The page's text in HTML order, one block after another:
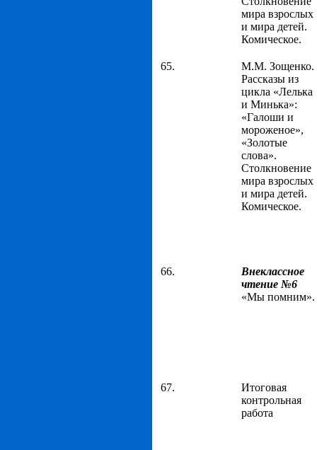
мира взрослых
и мира детей.
Комическое.
65.
М.М. Зощенко.
Рассказы из
цикла «Лелька
и Минька»:
«Галоши и
мороженое»,
«Золотые
слова».
Столкновение
мира взрослых
и мира детей.
Комическое.
66.
Внеклассное
чтение №6
«Мы помним».
67.
Итоговая
контрольная
работа